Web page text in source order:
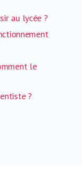
au lycée ?
le
?